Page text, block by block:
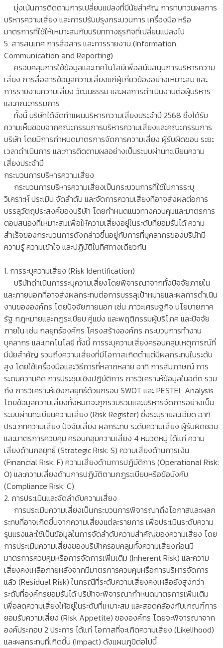
มุ่งเน้นการติดตามการเปลี่ยนแปลงที่มีนัยสำคัญ การทบทวนผลการ
บริหารความเสี่ยง และการปรับปรุงกระบวนการ เครื่องมือ หรือ
มาตรการที่ใช้ให้เหมาะสมกับบริบททางธุรกิจที่เปลี่ยนแปลงไป
5. สารสนเทศ การสื่อสาร และการรายงาน (Information,
Communication and Reporting)
ครอบคลุมการใช้ข้อมูลและเทคโนโลยีเพื่อสนับสนุนการบริหารความ
เสี่ยง การสื่อสารข้อมูลความเสี่ยงแก่ผู้เกี่ยวข้องอย่างเหมาะสม และ
การรายงานความเสี่ยง วัฒนธรรม และผลการดำเนินงานต่อผู้บริหาร
และคณะกรรมการ
ทั้งนี้ บริษัทได้จัดทำแผนบริหารความเสี่ยงประจำปี 2568 ซึ่งได้รับ
ความเห็นชอบจากคณะกรรมการบริหารความเสี่ยงและคณะกรรมการ
บริษัท โดยมีการกำหนดมาตรการจัดการความเสี่ยง ผู้รับผิดชอบ ระยะ
เวลาดำเนินการ และการติดตามผลอย่างเป็นระบบผ่านทะเบียนความ
เสี่ยงประจำปี
กระบวนการบริหารความเสี่ยง
กระบวนการบริหารความเสี่ยงเป็นกระบวนการที่ใช้ในการระบุ
วิเคราะห์ ประเมิน จัดลำดับ และจัดการความเสี่ยงที่อาจส่งผลต่อการ
บรรลุวัตถุประสงค์ของบริษัท โดยกำหนดแนวทางควบคุมและมาตรการ
ตอบสนองที่เหมาะสมเพื่อให้ความเสี่ยงอยู่ในระดับที่ยอมรับได้ ความ
สำเร็จของกระบวนการดังกล่าวขึ้นอยู่กับการที่บุคลากรของบริษัทมี
ความรู้ ความเข้าใจ และปฏิบัติในทิศทางเดียวกัน
1. การระบุความเสี่ยง (Risk Identification)
บริษัทดำเนินการระบุความเสี่ยงโดยพิจารณาจากทั้งปัจจัยภายใน
และภายนอกที่อาจส่งผลกระทบต่อการบรรลุเป้าหมายและผลการดำเนิน
งานขององค์กร โดยปัจจัยภายนอก เช่น ภาวะเศรษฐกิจ นโยบายภาค
รัฐ กฎหมายและกฎระเบียบ คู่แข่ง และพฤติกรรมผู้บริโภค และปัจจัย
ภายใน เช่น กลยุทธ์องค์กร โครงสร้างองค์กร กระบวนการทำงาน
บุคลากร และเทคโนโลยี ทั้งนี้ การระบุความเสี่ยงครอบคลุมเหตุการณ์ที่
มีนัยสำคัญ รวมถึงความเสี่ยงที่มีโอกาสเกิดต่ำแต่มีผลกระทบในระดับ
สูง โดยใช้เครื่องมือและวิธีการที่หลากหลาย อาทิ การสัมภาษณ์ การ
ระดมความคิด การประชุมเชิงปฏิบัติการ การวิเคราะห์ข้อมูลในอดีต รวม
ถึง การวิเคราะห์เชิงกลยุทธ์ด้วยกรอบ SWOT และ PESTEL Analysis
โดยข้อมูลความเสี่ยงทั้งหมดจะถูกรวบรวมและบริหารจัดการอย่างเป็น
ระบบผ่านทะเบียนความเสี่ยง (Risk Register) ซึ่งระบุรายละเอียด อาทิ
ประเภทความเสี่ยง ปัจจัยเสี่ยง ผลกระทบ ระดับความเสี่ยง ผู้รับผิดชอบ
และมาตรการควบคุม ครอบคลุมความเสี่ยง 4 หมวดหมู่ ได้แก่ ความ
เสี่ยงด้านกลยุทธ์ (Strategic Risk: S) ความเสี่ยงด้านการเงิน
(Financial Risk: F) ความเสี่ยงด้านการปฏิบัติการ (Operational Risk:
O) และความเสี่ยงด้านการปฏิบัติตามกฎระเบียบหรือข้อบังคับ
(Compliance Risk: C)
2. การประเมินและจัดลำดับความเสี่ยง
การประเมินความเสี่ยงเป็นกระบวนการพิจารณาถึงโอกาสและผลก
ระทบที่อาจเกิดขึ้นจากความเสี่ยงแต่ละรายการ เพื่อประเมินระดับความ
รุนแรงและใช้เป็นข้อมูลในการจัดลำดับความสำคัญของความเสี่ยง โดย
การประเมินความเสี่ยงของบริษัทครอบคลุมทั้งความเสี่ยงก่อนมี
มาตรการควบคุมหรือการจัดการเพิ่มเติม (Inherent Risk) และความ
เสี่ยงคงเหลือภายหลังจากมีมาตรการควบคุมหรือการบริหารจัดการ
แล้ว (Residual Risk) ในกรณีที่ระดับความเสี่ยงคงเหลือยังสูงกว่า
ระดับที่องค์กรยอมรับได้ บริษัทจะพิจารณากำหนดมาตรการเพิ่มเติม
เพื่อลดความเสี่ยงให้อยู่ในระดับที่เหมาะสม และสอดคล้องกับเกณฑ์การ
ยอมรับความเสี่ยง (Risk Appetite) ขององค์กร โดยจะพิจารณาจาก
องค์ประกอบ 2 ประการ ได้แก่ โอกาสที่จะเกิดความเสี่ยง (Likelihood)
และผลกระทบที่เกิดขึ้น (Impact) ดังแผนภูมิต่อไปนี้